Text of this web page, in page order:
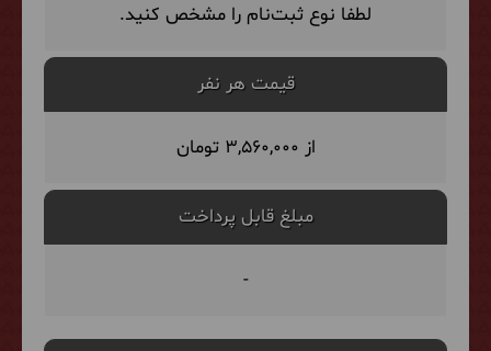
لطفا نوع ثبت‌نام را مشخص کنید.
قیمت هر نفر
از 3,560,000 تومان
مبلغ قابل پرداخت
-